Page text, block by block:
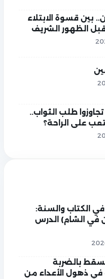
بين قسوة الابتلاء
الظهور الشريف
طلب الثواب..
على الراحة؟
الكتاب والسنة:
في الشام) الدرس
بالضربة
في ذهول الأعداء من